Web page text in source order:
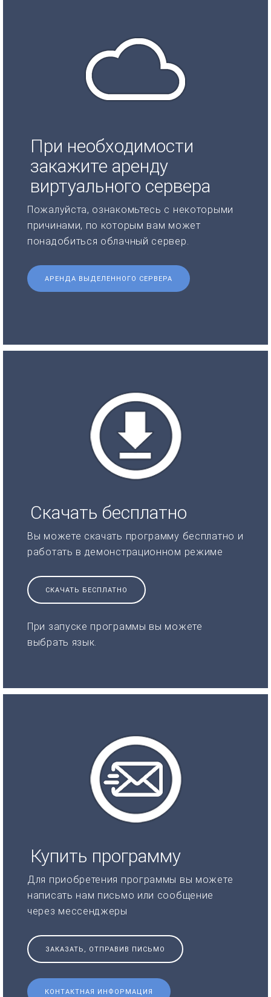
При необходимости
закажите аренду
виртуального сервера
Пожалуйста, ознакомьтесь с некоторыми
причинами, по которым вам может
понадобиться облачный сервер.
АРЕНДА ВЫДЕЛЕННОГО СЕРВЕРА
Скачать бесплатно
Вы можете скачать программу бесплатно и
работать в демонстрационном режиме
СКАЧАТЬ БЕСПЛАТНО
При запуске программы вы можете
выбрать язык.
Купить программу
Для приобретения программы вы можете
написать нам письмо или сообщение
через мессенджеры
ЗАКАЗАТЬ, ОТПРАВИВ ПИСЬМО
КОНТАКТНАЯ ИНФОРМАЦИЯ